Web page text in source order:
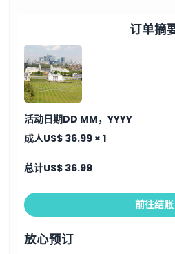
需要了解的事项
位置
条款与条件
取消政策
订单摘
活动日期DD MM，YYYY
成人US$ 36.99 × 1
总计US$ 36.99
前往结账
放心预订